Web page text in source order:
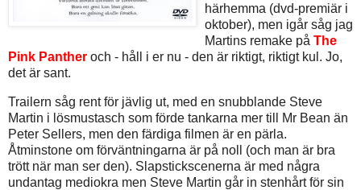
härhemma (dvd-premiär i
oktober), men igår såg jag
Martins remake på The
Pink Panther och - håll i er nu - den är riktigt, riktigt kul. Jo,
det är sant.
Trailern såg rent för jävlig ut, med en snubblande Steve
Martin i lösmustasch som förde tankarna mer till Mr Bean än
Peter Sellers, men den färdiga filmen är en pärla.
Åtminstone om förväntningarna är på noll (och man är bra
trött när man ser den). Slapstickscenerna är med några
undantag mediokra men Steve Martin går in stenhårt för sin